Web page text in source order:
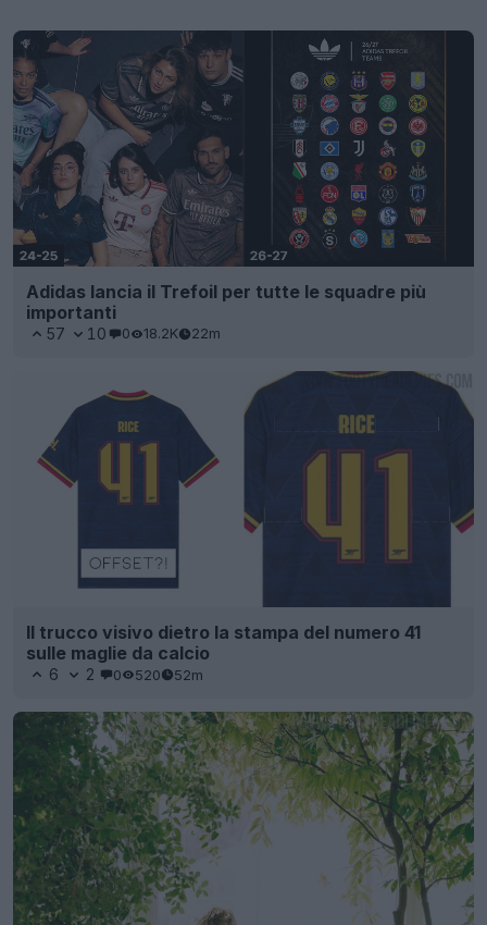
Adidas lancia il Trefoil per tutte le squadre più
importanti
57 10 0 18.2K 22m
Il trucco visivo dietro la stampa del numero 41
sulle maglie da calcio
6 2 0 520 52m